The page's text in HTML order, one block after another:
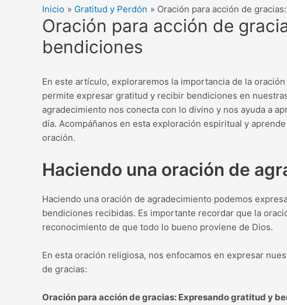
Inicio Gratitud y Perdón Oración para acción de
Oración para acción de
bendiciones
En este artículo, exploraremos la importancia de la
permite expresar gratitud y recibir bendiciones en
agradecimiento nos conecta con lo divino y nos ayuda a
día. Acompáñanos en esta exploración espiritual y
oración.
Haciendo una oración de
Haciendo una oración de agradecimiento podemos
bendiciones recibidas. Es importante recordar que la
reconocimiento de que todo lo bueno proviene de Dios.
En esta oración religiosa, nos enfocamos en expresar
de gracias:
Oración para acción de gracias: Expresando gratitud y